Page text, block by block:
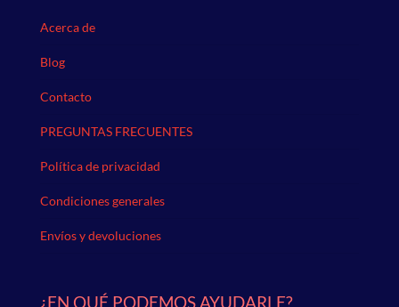
Acerca de
Blog
Contacto
PREGUNTAS FRECUENTES
Política de privacidad
Condiciones generales
Envíos y devoluciones
¿EN QUÉ PODEMOS AYUDARLE?